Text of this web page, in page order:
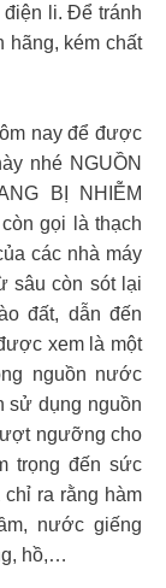
li. Để tránh
hãng, kém chất
nay để được
nhé NGUỒN
BỊ NHIỄM
gọi là thạch
các nhà máy
sâu còn sót lại
đất, dẫn đến
xem là một
nguồn nước
sử dụng nguồn
ngưỡng cho
trọng đến sức
chỉ ra rằng hàm
nước giếng
hồ,…